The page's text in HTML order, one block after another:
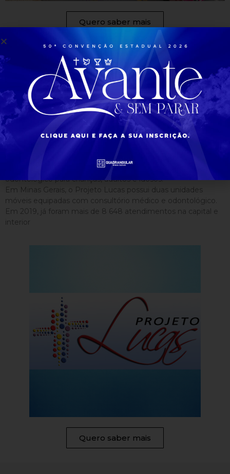
Quero saber mais
Projeto Lucas
O Projeto Lucas visa Levar Jesus por meio do social,
atendendo às regiões carentes de todo o Brasil e também
no exterior. Por meio do projeto, profissionais voluntários da
área da saúde atendem em ônibus equipados com
consultório médico e odontológico, prestando cuidados
serviços, estão: aferição de pressão, teste de glicemia e
distribuição de medicamentos, além de atendimento
odontológico para crianças, adultos e idosos.
Em Minas Gerais, o Projeto Lucas possui duas unidades
móveis equipadas com consultório médico e odontológico.
Em 2019, já foram mais de 8 648 atendimentos na capital e
interior
Quero saber mais